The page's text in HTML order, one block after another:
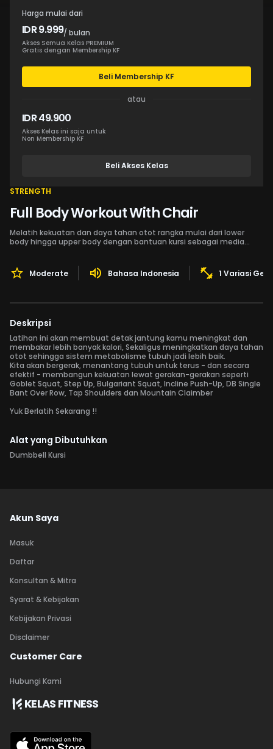
Harga mulai dari
IDR 9.999/ bulan
Akses Semua Kelas PREMIUM
Gratis dengan Membership KF
Beli Membership KF
atau
IDR 49.900
Akses Kelas ini saja untuk
Non Membership KF
Beli Akses Kelas
STRENGTH
Full Body Workout With Chair
Melatih kekuatan dan daya tahan otot rangka mulai dari lower
body hingga upper body dengan bantuan kursi sebagai media
Moderate Bahasa Indonesia 1 Variasi
Deskripsi
Latihan ini akan membuat detak jantung kamu meningkat dan
membakar lebih banyak kalori, Sekaligus meningkatkan daya tahan
otot sehingga sistem metabolisme tubuh jadi lebih baik.
Kita akan bergerak, menantang tubuh untuk terus - dan secara
efektif - membangun kekuatan lewat gerakan-gerakan seperti
Goblet Squat, Step Up, Bulgariant Squat, Incline Push-Up, DB Single
Bant Over Row, Tap Shoulders dan Mountain Claimber
Yuk Berlatih Sekarang !!
Alat yang Dibutuhkan
Dumbbell Kursi
Akun Saya
Masuk
Daftar
Konsultan & Mitra
Syarat & Kebijakan
Kebijakan Privasi
Disclaimer
Customer Care
Hubungi Kami
KELAS FITNESS